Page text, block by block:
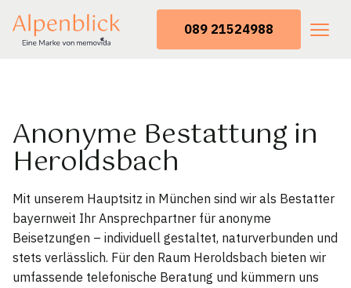
089 21524988
Anonyme Bestattung in
Heroldsbach
Mit unserem Hauptsitz in München sind wir als Bestatter
bayernweit Ihr Ansprechpartner für anonyme
Beisetzungen – individuell gestaltet, naturverbunden und
stets verlässlich. Für den Raum Heroldsbach bieten wir
umfassende telefonische Beratung und kümmern uns